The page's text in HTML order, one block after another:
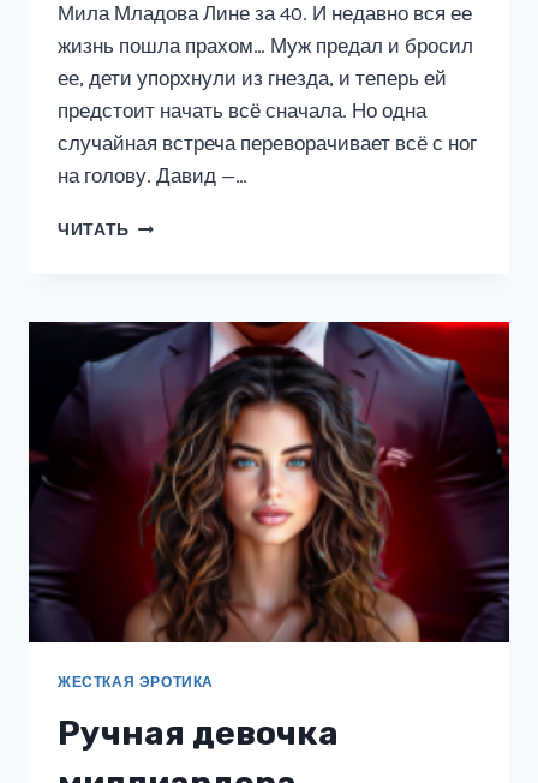
Мила Младова Лине за 40. И недавно вся ее
жизнь пошла прахом… Муж предал и бросил
ее, дети упорхнули из гнезда, и теперь ей
предстоит начать всё сначала. Но одна
случайная встреча переворачивает всё с ног
на голову. Давид —…
ЧИТАТЬ ПОРОЧНЫЙ
ТАКОЙ?
ЖЕСТКАЯ ЭРОТИКА
Ручная девочка